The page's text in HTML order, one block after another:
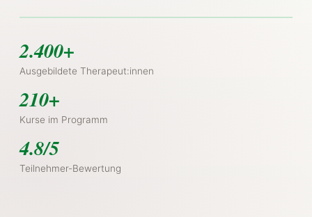
2.400+
Ausgebildete Therapeut:innen
210+
Kurse im Programm
4.8/5
Teilnehmer-Bewertung